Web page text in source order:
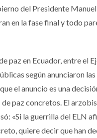
del Presidente
en la fase final y todo
paz en Ecuador, entre el
según anunciaron
el anuncio es una
paz concretos. El
«Si la guerrilla del ELN
quiere decir que han